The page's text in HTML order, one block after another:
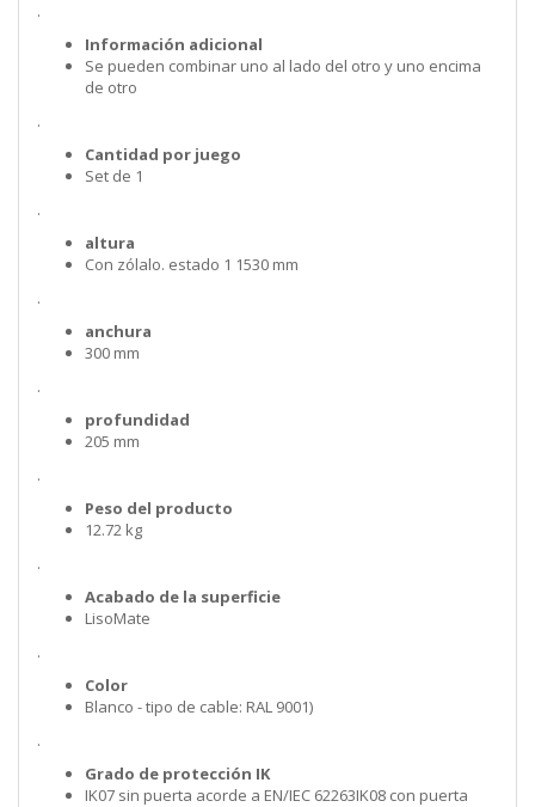
.
Información adicional
Se pueden combinar uno al lado del otro y uno encima
de otro
.
Cantidad por juego
Set de 1
.
altura
Con zólalo. estado 1 1530 mm
.
anchura
300 mm
.
profundidad
205 mm
.
Peso del producto
12.72 kg
.
Acabado de la superficie
LisoMate
.
Color
Blanco - tipo de cable: RAL 9001)
.
Grado de protección IK
IK07 sin puerta acorde a EN/IEC 62263IK08 con puerta